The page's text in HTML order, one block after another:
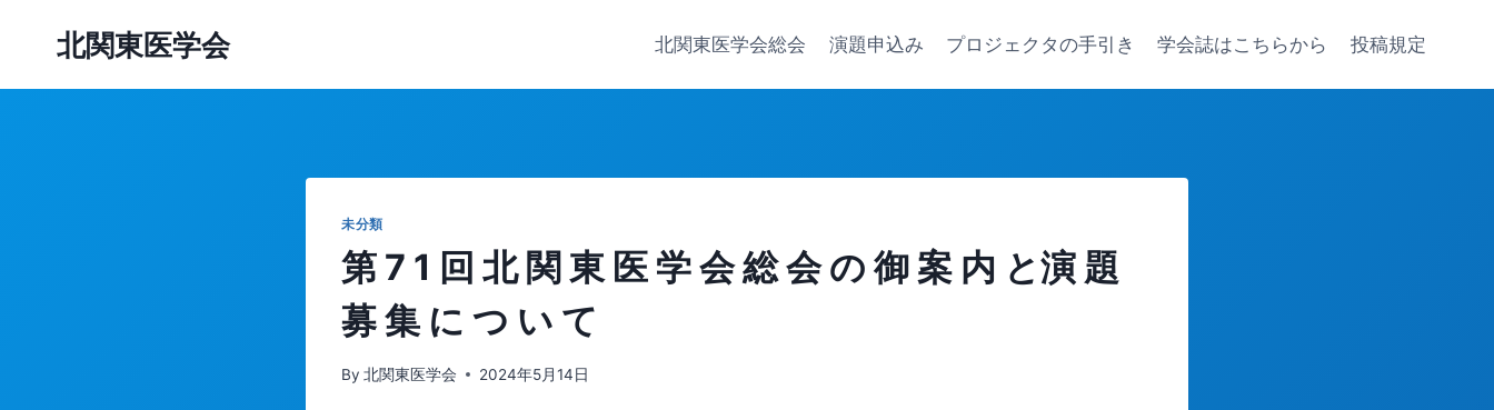
北関東医学会 北関東医学会総会 演題申込み プロジェクタの手引き 学会誌はこちらから 投稿規定
未分類
第 7 1 回 北 関 東 医 学 会 総 会 の 御 案 内 と演 題
募 集 に つ い て
By 北関東医学会 2024年5月14日